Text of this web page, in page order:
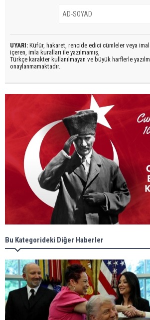
UYARI: Küfür, hakaret, rencide edici cümleler veya
içeren, imla kuralları ile yazılmamış,
Türkçe karakter kullanılmayan ve büyük harflerle
onaylanmamaktadır.
Bu Kategorideki Diğer Haberler